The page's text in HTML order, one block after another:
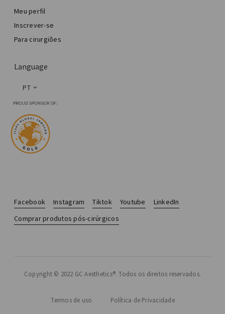
Meu perfil
Inscrever-se
Para cirurgiões
Language
PT
Facebook Instagram Tiktok Youtube
LinkedIn
Comprar produtos pós-cirúrgicos
Copyright © 2022 GC Aesthetics®. Todos os direitos reservados.
Termos de uso Política de Privacidade